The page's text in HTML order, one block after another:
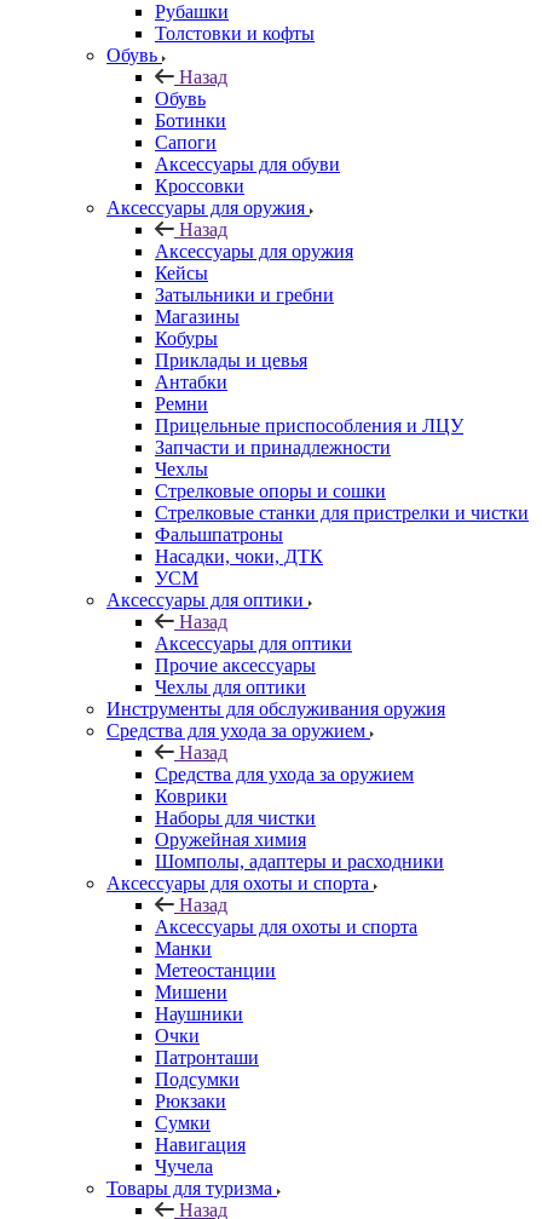
Рубашки
Толстовки и кофты
Обувь
Назад
Обувь
Ботинки
Сапоги
Аксессуары для обуви
Кроссовки
Аксессуары для оружия
Назад
Аксессуары для оружия
Кейсы
Затыльники и гребни
Магазины
Кобуры
Приклады и цевья
Антабки
Ремни
Прицельные приспособления и ЛЦУ
Запчасти и принадлежности
Чехлы
Стрелковые опоры и сошки
Стрелковые станки для пристрелки и чистки
Фальшпатроны
Насадки, чоки, ДТК
УСМ
Аксессуары для оптики
Назад
Аксессуары для оптики
Прочие аксессуары
Чехлы для оптики
Инструменты для обслуживания оружия
Средства для ухода за оружием
Назад
Средства для ухода за оружием
Коврики
Наборы для чистки
Оружейная химия
Шомполы, адаптеры и расходники
Аксессуары для охоты и спорта
Назад
Аксессуары для охоты и спорта
Манки
Метеостанции
Мишени
Наушники
Очки
Патронташи
Подсумки
Рюкзаки
Сумки
Навигация
Чучела
Товары для туризма
Назад